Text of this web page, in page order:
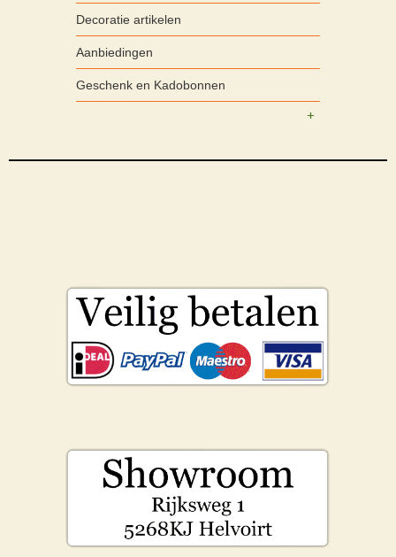
Decoratie artikelen
Aanbiedingen
Geschenk en Kadobonnen